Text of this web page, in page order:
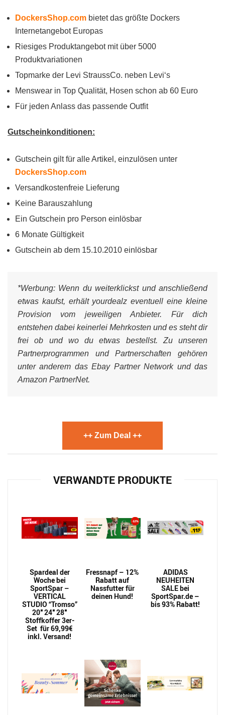
DockersShop.com bietet das größte Dockers
Internetangebot Europas
Riesiges Produktangebot mit über 5000
Produktvariationen
Topmarke der Levi StraussCo. neben Leviʻs
Menswear in Top Qualität, Hosen schon ab 60 Euro
Für jeden Anlass das passende Outfit
Gutscheinkonditionen:
Gutschein gilt für alle Artikel, einzulösen unter
DockersShop.com
Versandkostenfreie Lieferung
Keine Barauszahlung
Ein Gutschein pro Person einlösbar
6 Monate Gültigkeit
Gutschein ab dem 15.10.2010 einlösbar
*Werbung: Wenn du weiterklickst und anschließend
etwas kaufst, erhält yourdealz eventuell eine kleine
Provision vom jeweiligen Anbieter. Für dich
entstehen dabei keinerlei Mehrkosten und es steht dir
frei ob und wo du etwas bestellst. Zu unseren
Partnerprogrammen und Partnerschaften gehören
unter anderem das Ebay Partner Network und das
Amazon PartnerNet.
++ Zum Deal ++
VERWANDTE PRODUKTE
Spardeal der
Woche bei
SportSpar –
VERTICAL
STUDIO “Tromso”
20″ 24″ 28″
Stoffkoffer 3er-
Set für 69,99€
inkl. Versand!
Fressnapf – 12%
Rabatt auf
Nassfutter für
deinen Hund!
ADIDAS
NEUHEITEN
SALE bei
SportSpar.de –
bis 93% Rabatt!